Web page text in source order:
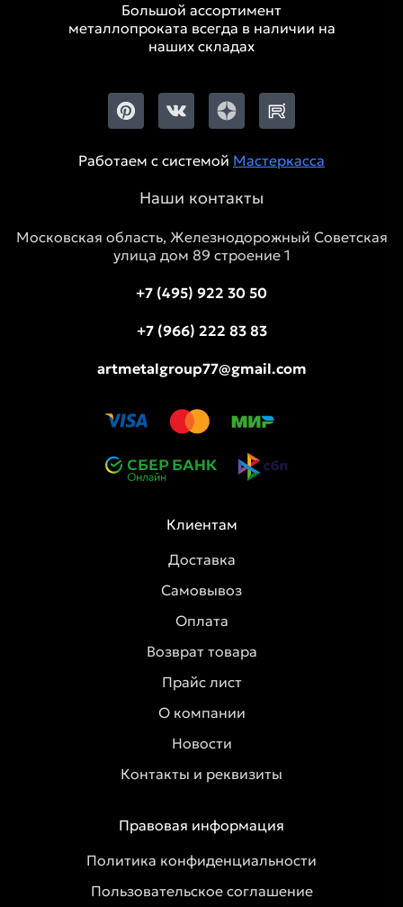
Большой ассортимент
металлопроката всегда в наличии на
наших складах
Работаем с системой Мастеркасса
Наши контакты
Московская область, Железнодорожный Советская
улица дом 89 строение 1
+7 (495) 922 30 50
+7 (966) 222 83 83
artmetalgroup77@gmail.com
Клиентам
Доставка
Самовывоз
Оплата
Возврат товара
Прайс лист
О компании
Новости
Контакты и реквизиты
Правовая информация
Политика конфиденциальности
Пользовательское соглашение